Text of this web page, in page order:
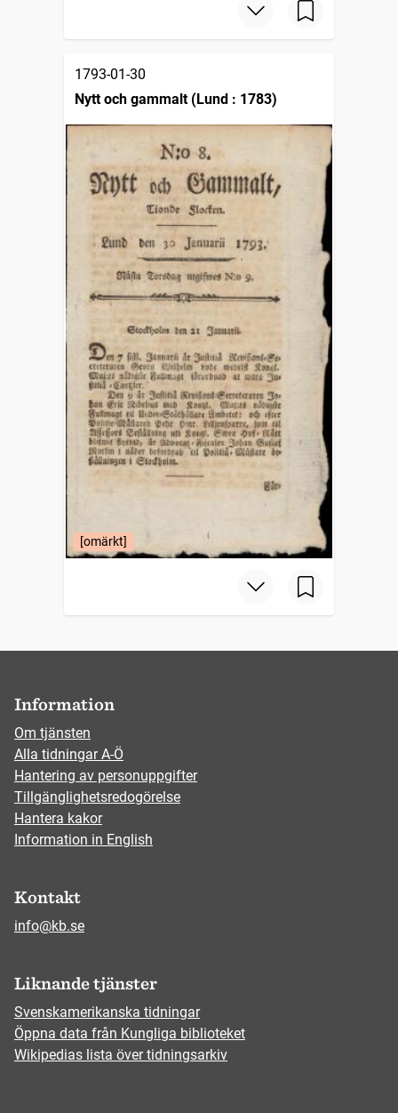
1793-01-30
Nytt och gammalt (Lund : 1783)
[omärkt]
Information
Om tjänsten
Alla tidningar A-Ö
Hantering av personuppgifter
Tillgänglighetsredogörelse
Hantera kakor
Information in English
Kontakt
info@kb.se
Liknande tjänster
Svenskamerikanska tidningar
Öppna data från Kungliga biblioteket
Wikipedias lista över tidningsarkiv